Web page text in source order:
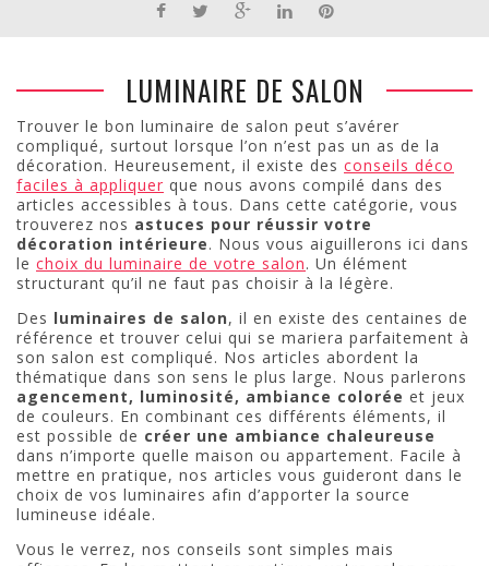
LUMINAIRE DE SALON
Trouver le bon luminaire de salon peut s’avérer
compliqué, surtout lorsque l’on n’est pas un as de la
décoration. Heureusement, il existe des conseils déco
faciles à appliquer que nous avons compilé dans des
articles accessibles à tous. Dans cette catégorie, vous
trouverez nos astuces pour réussir votre
décoration intérieure. Nous vous aiguillerons ici dans
le choix du luminaire de votre salon. Un élément
structurant qu’il ne faut pas choisir à la légère.
Des luminaires de salon, il en existe des centaines de
référence et trouver celui qui se mariera parfaitement à
son salon est compliqué. Nos articles abordent la
thématique dans son sens le plus large. Nous parlerons
agencement, luminosité, ambiance colorée et jeux
de couleurs. En combinant ces différents éléments, il
est possible de créer une ambiance chaleureuse
dans n’importe quelle maison ou appartement. Facile à
mettre en pratique, nos articles vous guideront dans le
choix de vos luminaires afin d’apporter la source
lumineuse idéale.
Vous le verrez, nos conseils sont simples mais